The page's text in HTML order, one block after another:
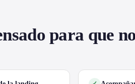
para que